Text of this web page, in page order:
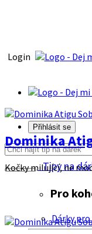
Login
Přihlásit se
Tipy na
Pro
Dárky pro
Dominika
Kočky milující, ne